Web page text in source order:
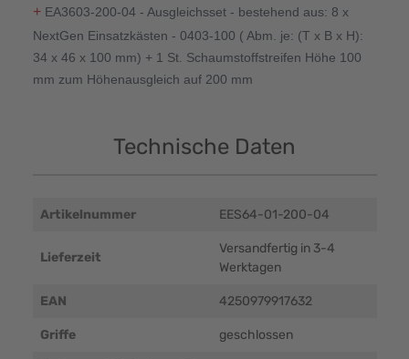
+EA3603-200-04 - Ausgleichsset - bestehend aus: 8 x
NextGen Einsatzkästen - 0403-100 ( Abm. je: (T x B x H):
34 x 46 x 100 mm) + 1 St. Schaumstoffstreifen Höhe 100
mm zum Höhenausgleich auf 200 mm
Technische Daten
Artikelnummer EES64-01-200-04
Lieferzeit
Versandfertig in 3-4
Werktagen
EAN 4250979917632
Griffe geschlossen